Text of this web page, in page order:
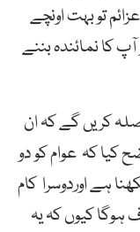
تو بہت اونچے
کا نمائندہ بننے
کریں گے کہ ان
کیا کہ عوام کو دو
ہے اوردوسرا کام
ہوگا کیوں کہ یہ